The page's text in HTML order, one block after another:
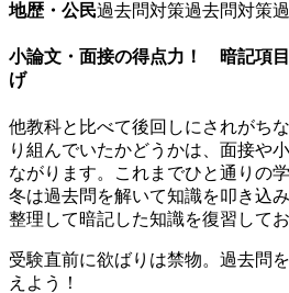
地歴・公民過去問対策過去問対策
小論文・面接の得点力！ 暗記項
げ
他教科と比べて後回しにされがち
り組んでいたかどうかは、面接や
ながります。これまでひと通りの
冬は過去問を解いて知識を叩き込
整理して暗記した知識を復習してお
受験直前に欲ばりは禁物。過去問
えよう！